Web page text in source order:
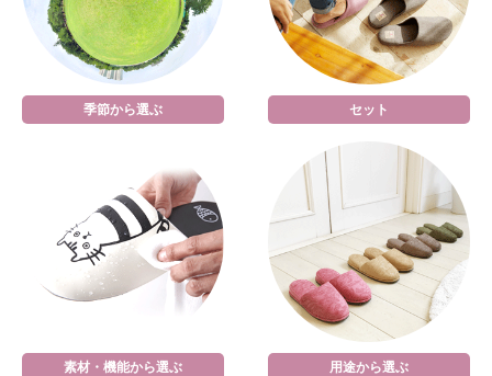
季節から選ぶ セット
素材・機能から選ぶ 用途から選ぶ